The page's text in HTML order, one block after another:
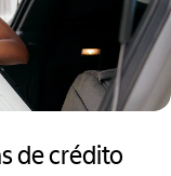
de crédito